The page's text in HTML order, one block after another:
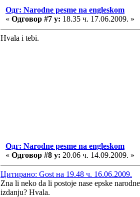
Одг: Narodne pesme na engleskom
« Одговор #7 у: 18.35 ч. 17.06.2009. »
Hvala i tebi.
Одг: Narodne pesme na engleskom
« Одговор #8 у: 20.06 ч. 14.09.2009. »
Цитирано: Gost на 19.48 ч. 16.06.2009.
Zna li neko da li postoje nase epske
izdanju? Hvala.